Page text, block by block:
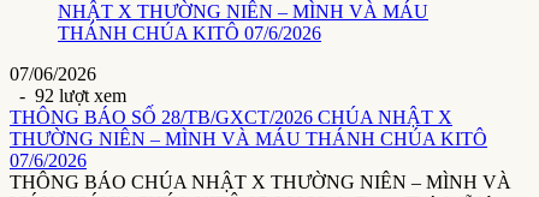
07/06/2026
- 92 lượt xem
THÔNG BÁO SỐ 28/TB/GXCT/2026 CHÚA NHẬT X
THƯỜNG NIÊN – MÌNH VÀ MÁU THÁNH CHÚA KITÔ
07/6/2026
THÔNG BÁO CHÚA NHẬT X THƯỜNG NIÊN – MÌNH VÀ